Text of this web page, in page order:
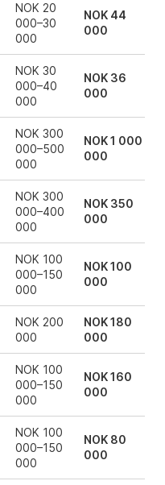
NOK 20
000–30
000
NOK 44
000
NOK 30
000–40
000
NOK 36
000
NOK 300
000–500
000
NOK 1 000
000
NOK 300
000–400
000
NOK 350
000
NOK 100
000–150
000
NOK 100
000
NOK 200
000
NOK 180
000
NOK 100
000–150
000
NOK 160
000
NOK 100
000–150
000
NOK 80
000